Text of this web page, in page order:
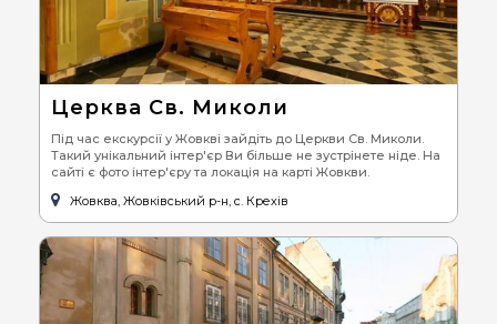
Церква Св. Миколи
Під час екскурсії у Жовкві зайдіть до Церкви Св. Миколи.
Такий унікальний інтер'єр Ви більше не зустрінете ніде. На
сайті є фото інтер'єру та локація на карті Жовкви.
Жовква, Жовківський р-н, с. Крехів